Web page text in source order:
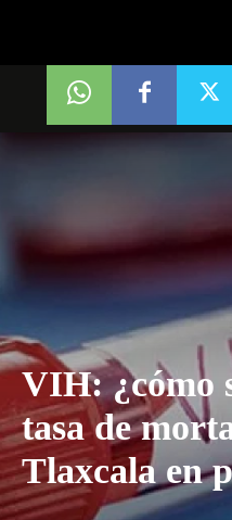
VIH: ¿cómo
tasa de
Tlaxcala en